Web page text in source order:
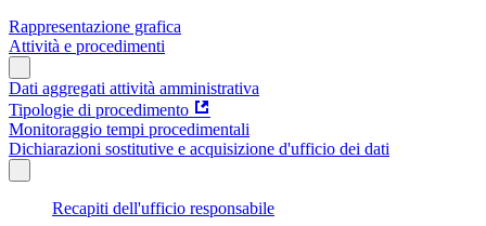
Rappresentazione grafica
Attività e procedimenti
Dati aggregati attività amministrativa
Tipologie di procedimento
Monitoraggio tempi procedimentali
Dichiarazioni sostitutive e acquisizione d'ufficio dei dati
Recapiti dell'ufficio responsabile